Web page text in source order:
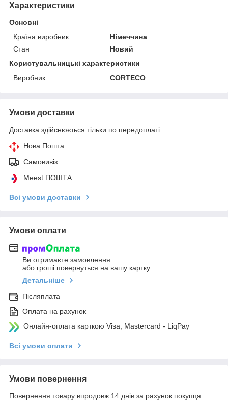
Характеристики
Основні
Країна виробник
Німеччина
Стан
Новий
Користувальницькі характеристики
Виробник
CORTECO
Умови доставки
Доставка здійснюється тільки по передоплаті.
Нова Пошта
Самовивіз
Meest ПОШТА
Всі умови доставки
Умови оплати
Ви отримаєте замовлення
або гроші повернуться на вашу картку
Детальніше
Післяплата
Оплата на рахунок
Онлайн-оплата карткою Visa, Mastercard - LiqPay
Всі умови оплати
Умови повернення
Повернення товару впродовж 14 днів за рахунок покупця